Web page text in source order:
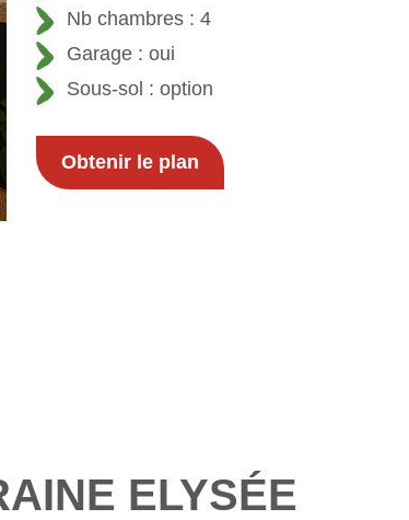
Nb chambres : 4
Garage : oui
Sous-sol : option
Obtenir le plan
ELYSÉE